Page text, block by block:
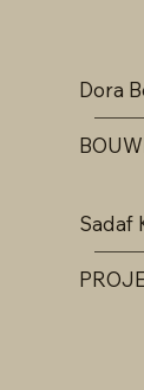
Dora
Sadaf